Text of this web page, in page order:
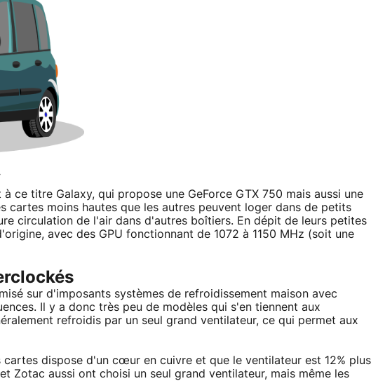
ce titre Galaxy, qui propose une GeForce GTX 750 mais aussi une
cartes moins hautes que les autres peuvent loger dans de petits
circulation de l'air dans d'autres boîtiers. En dépit de leurs petites
avec des GPU fonctionnant de 1072 à 1150 MHz (soit une
sur d'imposants systèmes de refroidissement maison avec
Il y a donc très peu de modèles qui s'en tiennent aux
refroidis par un seul grand ventilateur, ce qui permet aux
cartes dispose d'un cœur en cuivre et que le ventilateur est 12% plus
Zotac aussi ont choisi un seul grand ventilateur, mais même les